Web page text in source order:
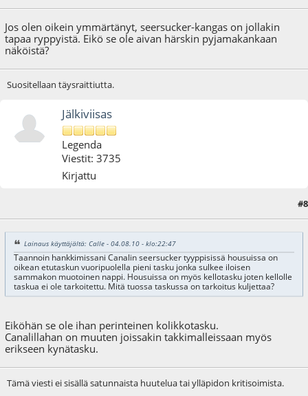
Jos olen oikein ymmärtänyt, seersucker-kangas on jollakin
tapaa ryppyistä. Eikö se ole aivan härskin pyjamakankaan
näköistä?
Suositellaan täysraittiutta.
Jälkiviisas
Legenda
Viestit: 3735
Kirjattu
#8
Lainaus käyttäjältä: Calle - 04.08.10 - klo:22:47
Taannoin hankkimissani Canalin seersucker tyyppisissä housuissa on
oikean etutaskun vuoripuolella pieni tasku jonka sulkee iloisen
sammakon muotoinen nappi. Housuissa on myös kellotasku joten kellolle
taskua ei ole tarkoitettu. Mitä tuossa taskussa on tarkoitus kuljettaa?
Eiköhän se ole ihan perinteinen kolikkotasku.
Canalillahan on muuten joissakin takkimalleissaan myös
erikseen kynätasku.
Tämä viesti ei sisällä satunnaista huutelua tai ylläpidon kritisoimista.